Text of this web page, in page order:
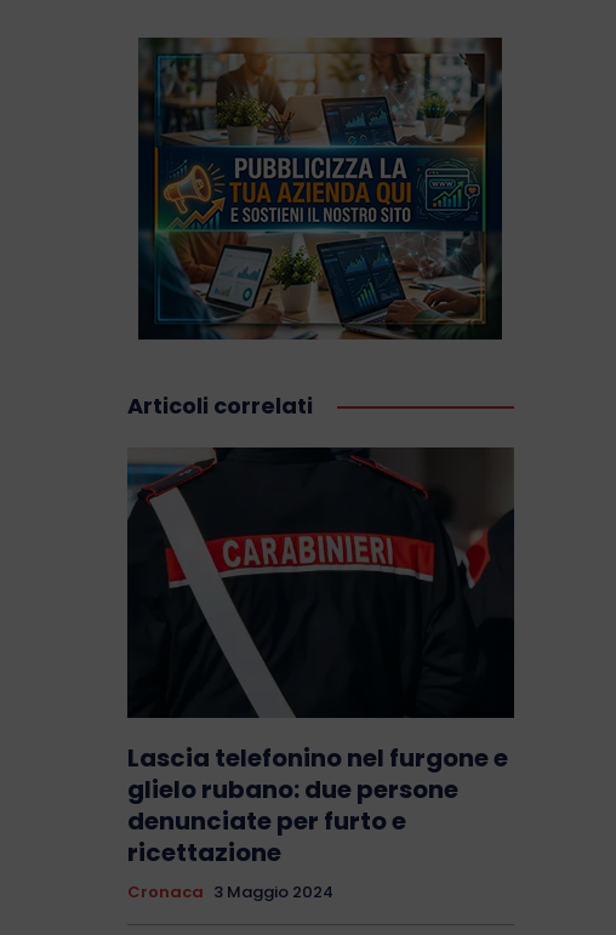
Articoli correlati
Lascia telefonino nel furgone e
glielo rubano: due persone
denunciate per furto e
ricettazione
Cronaca 3 Maggio 2024